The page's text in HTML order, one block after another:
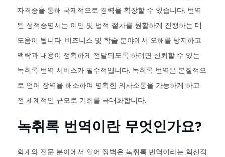
자격증을 통해 국제적으로 경력을 확장할 수 있습니다. 번역
된 성적증명서는 이민 및 법적 절차를 원활하게 진행하는 데
도움이 됩니다. 비즈니스 및 학술 분야에서 오해를 방지하고
맥락과 내용이 정확하게 전달되도록 하려면 신뢰할 수 있는
녹취록 번역 서비스가 필수적입니다. 녹취록 번역은 본질적으
로 언어 장벽을 해소하여 명확한 의사소통을 가능하게 하고
전 세계적인 규모로 기회를 극대화합니다.
녹취록 번역이란 무엇인가요?
학계와 전문 분야에서 언어 장벽은 녹취록 번역이라는 혁신적